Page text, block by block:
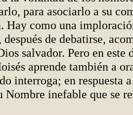
para asociarlo a su
Hay como una
de debatirse,
salvador. Pero en este
aprende también a
interroga; en respuesta
Nombre inefable que se